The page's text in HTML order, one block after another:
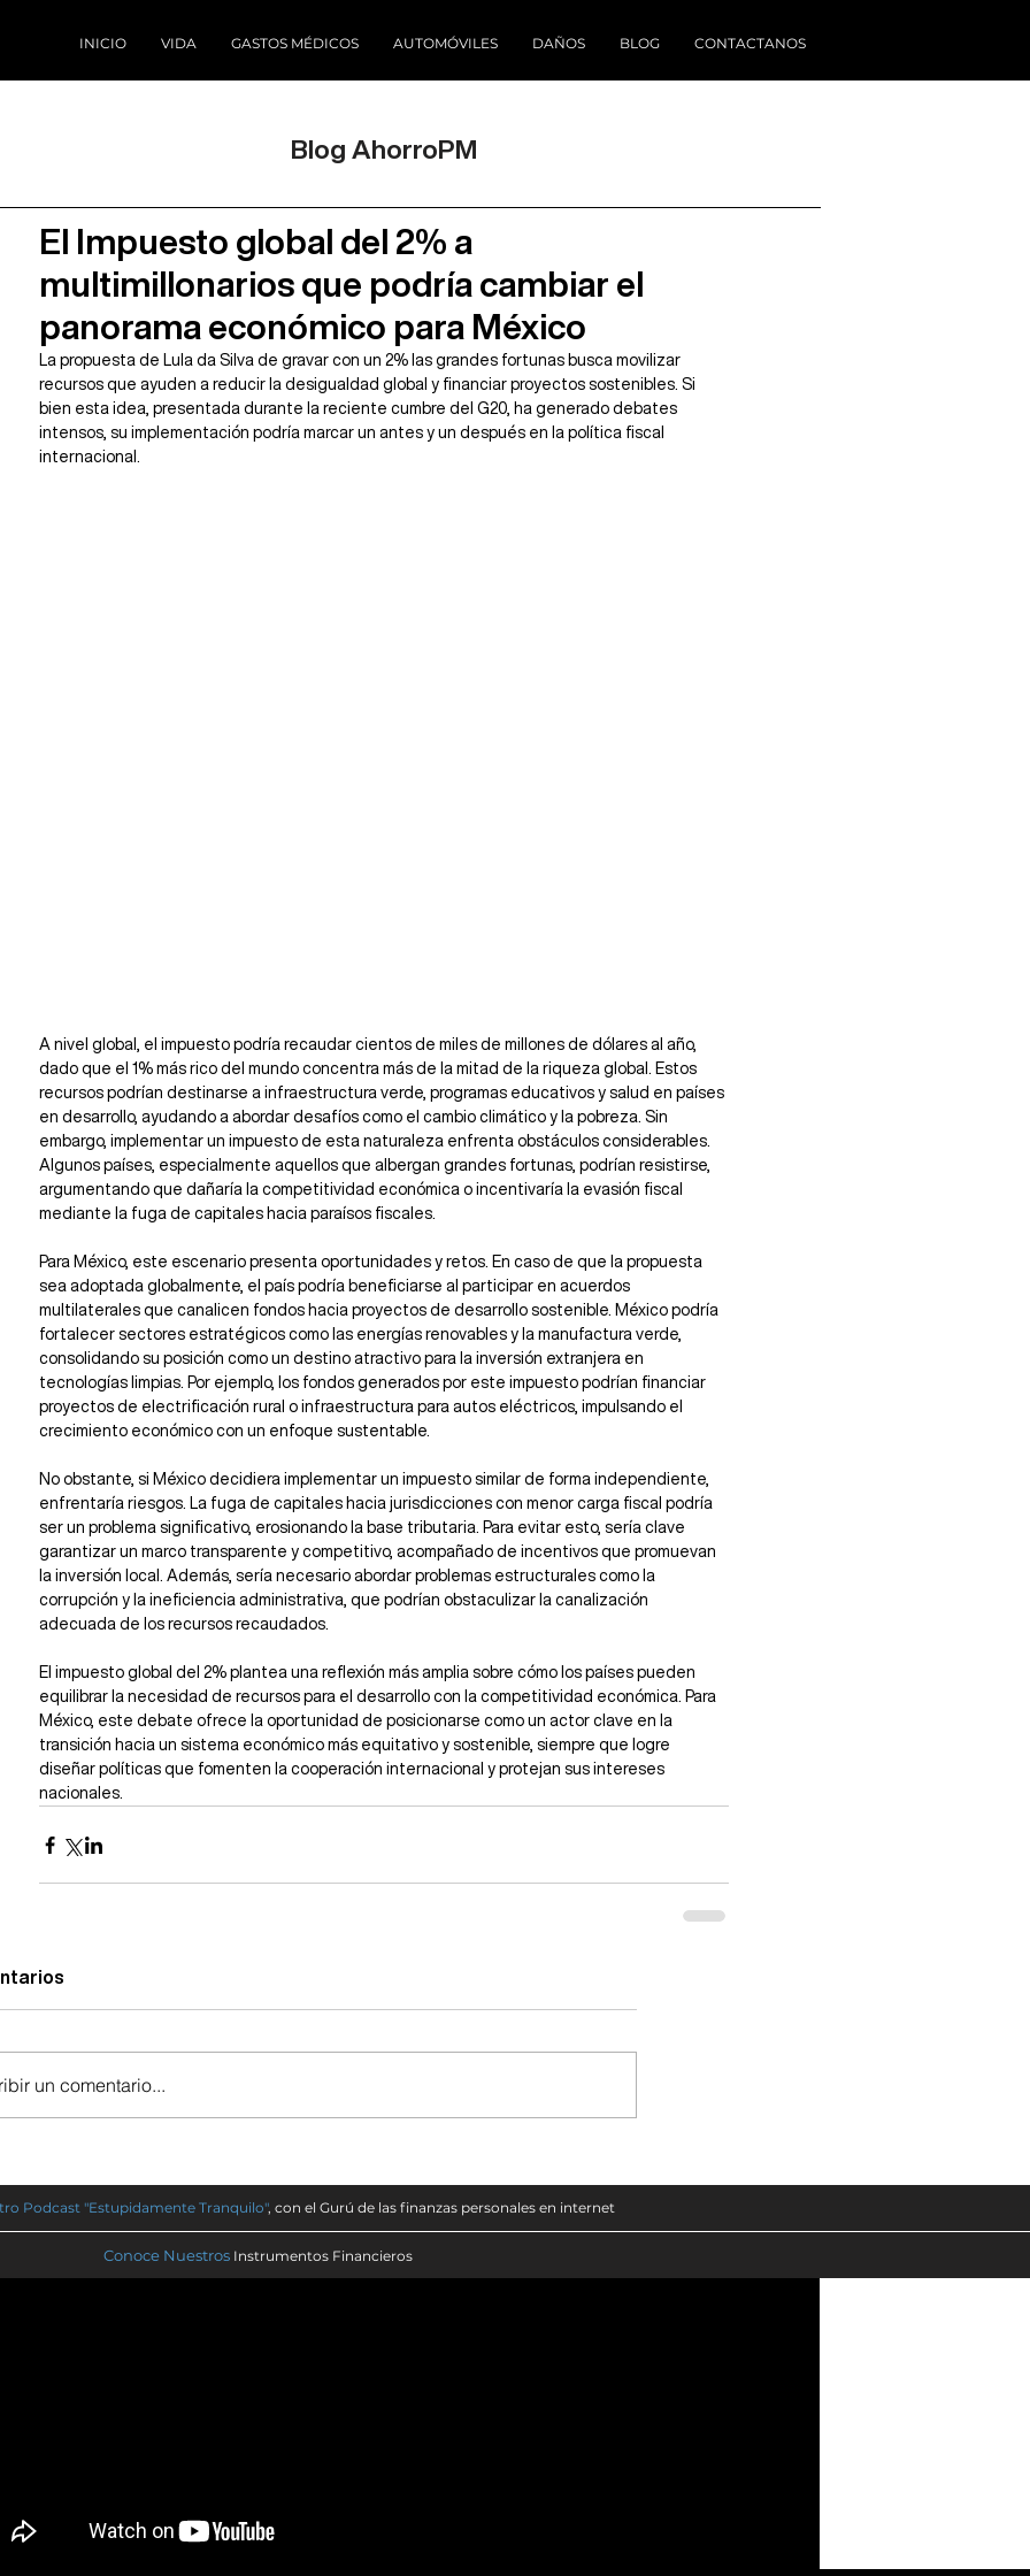
INICIO VIDA GASTOS MÉDICOS AUTOMÓVILES DAÑOS BLOG CONTACTANOS
Blog AhorroPM
El Impuesto global del 2% a
multimillonarios que podría cambiar el
panorama económico para México
La propuesta de Lula da Silva de gravar con un 2% las grandes fortunas busca movilizar
recursos que ayuden a reducir la desigualdad global y financiar proyectos sostenibles. Si
bien esta idea, presentada durante la reciente cumbre del G20, ha generado debates
intensos, su implementación podría marcar un antes y un después en la política fiscal
internacional.
A nivel global, el impuesto podría recaudar cientos de miles de millones de dólares al año,
dado que el 1% más rico del mundo concentra más de la mitad de la riqueza global. Estos
recursos podrían destinarse a infraestructura verde, programas educativos y salud en países
en desarrollo, ayudando a abordar desafíos como el cambio climático y la pobreza. Sin
embargo, implementar un impuesto de esta naturaleza enfrenta obstáculos considerables.
Algunos países, especialmente aquellos que albergan grandes fortunas, podrían resistirse,
argumentando que dañaría la competitividad económica o incentivaría la evasión fiscal
mediante la fuga de capitales hacia paraísos fiscales.
Para México, este escenario presenta oportunidades y retos. En caso de que la propuesta
sea adoptada globalmente, el país podría beneficiarse al participar en acuerdos
multilaterales que canalicen fondos hacia proyectos de desarrollo sostenible. México podría
fortalecer sectores estratégicos como las energías renovables y la manufactura verde,
consolidando su posición como un destino atractivo para la inversión extranjera en
tecnologías limpias. Por ejemplo, los fondos generados por este impuesto podrían financiar
proyectos de electrificación rural o infraestructura para autos eléctricos, impulsando el
crecimiento económico con un enfoque sustentable.
No obstante, si México decidiera implementar un impuesto similar de forma independiente,
enfrentaría riesgos. La fuga de capitales hacia jurisdicciones con menor carga fiscal podría
ser un problema significativo, erosionando la base tributaria. Para evitar esto, sería clave
garantizar un marco transparente y competitivo, acompañado de incentivos que promuevan
la inversión local. Además, sería necesario abordar problemas estructurales como la
corrupción y la ineficiencia administrativa, que podrían obstaculizar la canalización
adecuada de los recursos recaudados.
El impuesto global del 2% plantea una reflexión más amplia sobre cómo los países pueden
equilibrar la necesidad de recursos para el desarrollo con la competitividad económica. Para
México, este debate ofrece la oportunidad de posicionarse como un actor clave en la
transición hacia un sistema económico más equitativo y sostenible, siempre que logre
diseñar políticas que fomenten la cooperación internacional y protejan sus intereses
nacionales.
un comentario...
Podcast "Estupidamente Tranquilo", con el Gurú de las finanzas personales en internet
Conoce Nuestros Instrumentos Financieros